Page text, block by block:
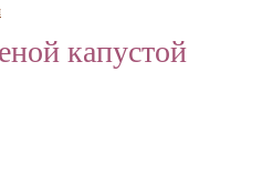
капустой